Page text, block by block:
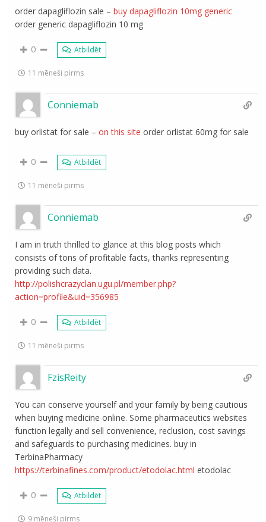
order dapagliflozin sale –buy dapagliflozin 10mg generic
order generic dapagliflozin 10 mg
0 Atbildēt
11 mēneši pirms
Conniemab
buy orlistat for sale –on this site order orlistat 60mg for sale
0 Atbildēt
11 mēneši pirms
Conniemab
I am in truth thrilled to glance at this blog posts which
consists of tons of profitable facts, thanks representing
providing such data.
http://polishcrazyclan.ugu.pl/member.php?
action=profile&uid=356985
0 Atbildēt
11 mēneši pirms
FzisReity
You can conserve yourself and your family by being cautious
when buying medicine online. Some pharmaceutics websites
function legally and sell convenience, reclusion, cost savings
and safeguards to purchasing medicines. buy in
TerbinaPharmacy
https://terbinafines.com/product/etodolac.html etodolac
0 Atbildēt
9 mēneši pirms